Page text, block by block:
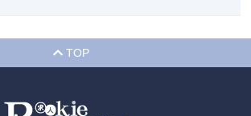
TOP